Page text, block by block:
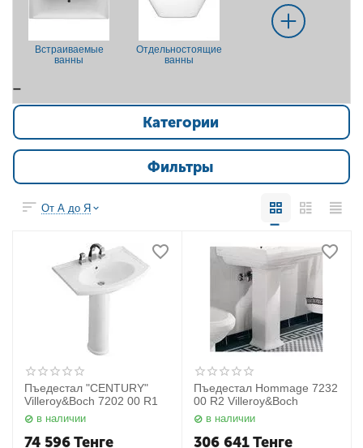
Встраиваемые
ванны
Отдельностоящие
ванны
Категории
Фильтры
От А до Я
Пъедестал "CENTURY"
Villeroy&Boch 7202 00 R1
в наличии
74 596Тенге
Пъедестал Hommage 7232
00 R2 Villeroy&Boch
в наличии
306 641Тенге